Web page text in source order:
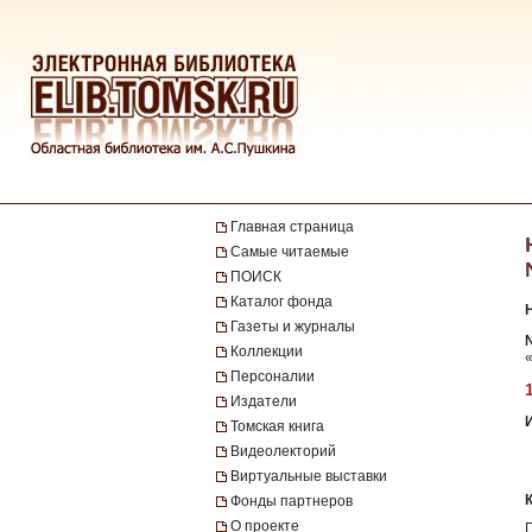
Главная страница
Самые читаемые
ПОИСК
Каталог фонда
Газеты и журналы
Коллекции
Персоналии
Издатели
Томская книга
Видеолекторий
Виртуальные выставки
Фонды партнеров
О проекте